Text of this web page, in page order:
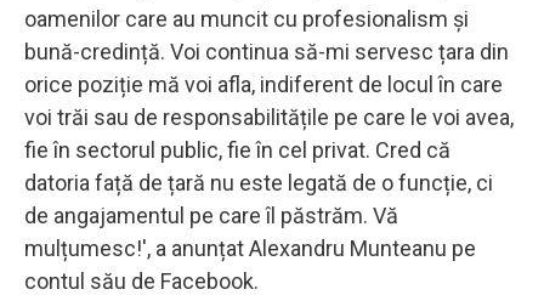
oamenilor care au muncit cu profesionalism și
bună-credință. Voi continua să-mi servesc țara din
orice poziție mă voi afla, indiferent de locul în care
voi trăi sau de responsabilitățile pe care le voi avea,
fie în sectorul public, fie în cel privat. Cred că
datoria față de țară nu este legată de o funcție, ci
de angajamentul pe care îl păstrăm. Vă
mulțumesc!', a anunțat Alexandru Munteanu pe
contul său de Facebook.